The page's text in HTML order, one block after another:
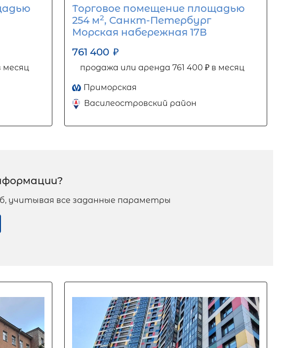
месяц
Торговое помещение площадью
254 м2, Санкт-Петербург
Морская набережная 17В
761 400 ₽
продажа или аренда 761 400 ₽ в месяц
Приморская
Василеостровский район
учитывая все заданные параметры